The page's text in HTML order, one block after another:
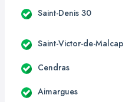
Saint-Denis 30
Saint-Victor-de-Malcap
Cendras
Aimargues